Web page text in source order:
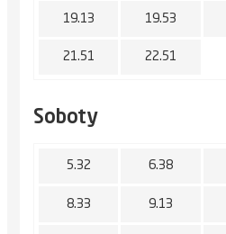
19.13 19.53
21.51 22.51
Soboty
5.32 6.38
8.33 9.13